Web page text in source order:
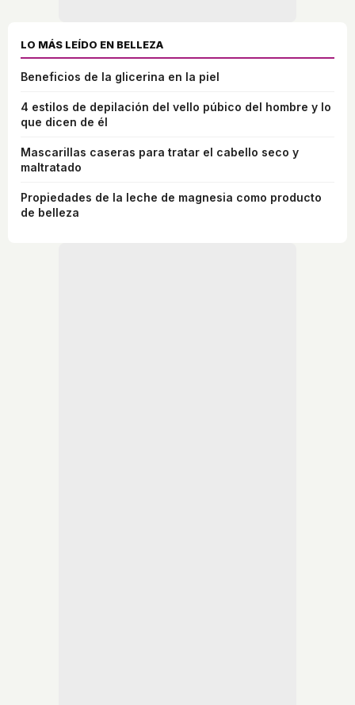
LO MÁS LEÍDO EN BELLEZA
Beneficios de la glicerina en la piel
4 estilos de depilación del vello púbico del hombre y lo
que dicen de él
Mascarillas caseras para tratar el cabello seco y
maltratado
Propiedades de la leche de magnesia como producto
de belleza